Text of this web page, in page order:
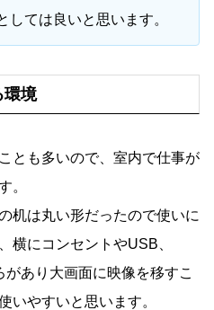
しては良いと思います。
環境
とも多いので、室内で仕事が
。
机は丸い形だったので使いに
横にコンセントやUSB、
あり大画面に映像を移すこ
いやすいと思います。